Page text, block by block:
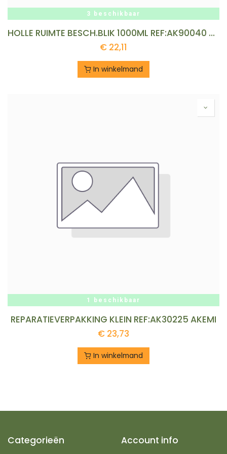
3 beschikbaar
HOLLE RUIMTE BESCH.BLIK 1000ML REF:AK90040 AKEMI
€ 22,11
In winkelmand
1 beschikbaar
REPARATIEVERPAKKING KLEIN REF:AK30225 AKEMI
€ 23,73
In winkelmand
Categorieën Account info